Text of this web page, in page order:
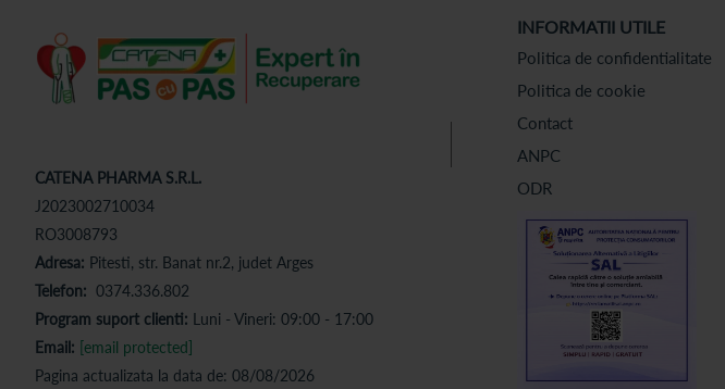
CATENA PHARMA S.R.L.
J2023002710034
RO3008793
Adresa: Pitesti, str. Banat nr.2, judet Arges
Telefon: 0374.336.802
Program suport clienti: Luni - Vineri: 09:00 - 17:00
Email: [email protected]
Pagina actualizata la data de: 08/08/2026
INFORMATII UTILE
Politica de confidentialitate
Politica de cookie
Contact
ANPC
ODR